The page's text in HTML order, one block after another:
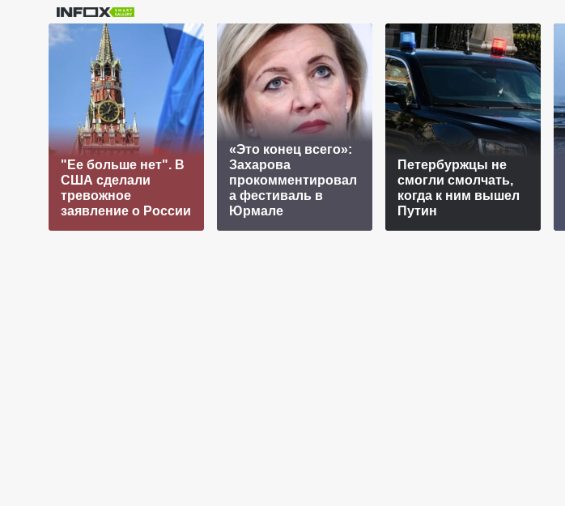
"Ее больше нет". В
США сделали
тревожное
заявление о России
«Это конец всего»:
Захарова
прокомментировал
а фестиваль в
Юрмале
Петербуржцы не
смогли смолчать,
когда к ним вышел
Путин